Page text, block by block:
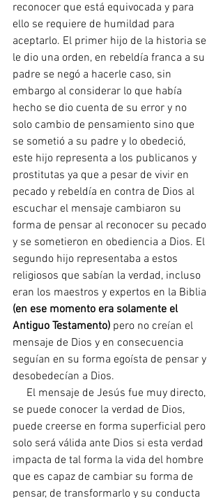
reconocer que está equivocada y para
ello se requiere de humildad para
aceptarlo. El primer hijo de la historia se
le dio una orden, en rebeldía franca a su
padre se negó a hacerle caso, sin
embargo al considerar lo que había
hecho se dio cuenta de su error y no
solo cambio de pensamiento sino que
se sometió a su padre y lo obedeció,
este hijo representa a los publicanos y
prostitutas ya que a pesar de vivir en
pecado y rebeldía en contra de Dios al
escuchar el mensaje cambiaron su
forma de pensar al reconocer su pecado
y se sometieron en obediencia a Dios. El
segundo hijo representaba a estos
religiosos que sabían la verdad, incluso
eran los maestros y expertos en la Biblia
(en ese momento era solamente el
Antiguo Testamento) pero no creían el
mensaje de Dios y en consecuencia
seguían en su forma egoísta de pensar y
desobedecían a Dios.
se puede conocer la verdad de Dios,
puede creerse en forma superficial pero
solo será válida ante Dios si esta verdad
impacta de tal forma la vida del hombre
que es capaz de cambiar su forma de
pensar, de transformarlo y su conducta